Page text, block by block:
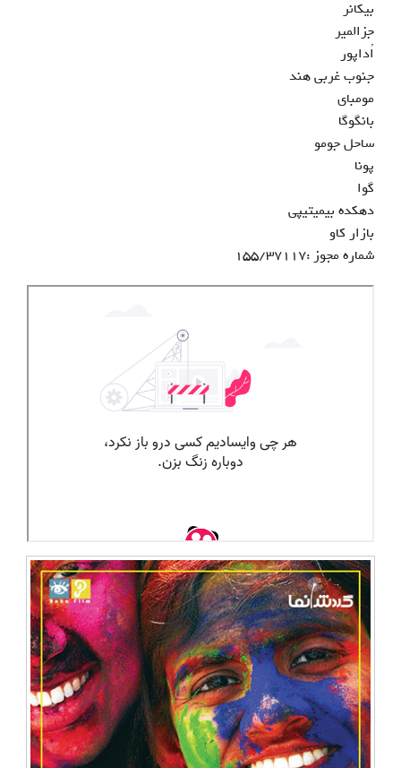
بیکانر
جزالمیر
اُداپور
جنوب غربی هند
مومبای
بانگوگا
ساحل جومو
پونا
گوا
دهکده بیمیتیپی
بازار کاو
شماره مجوز :155/37117